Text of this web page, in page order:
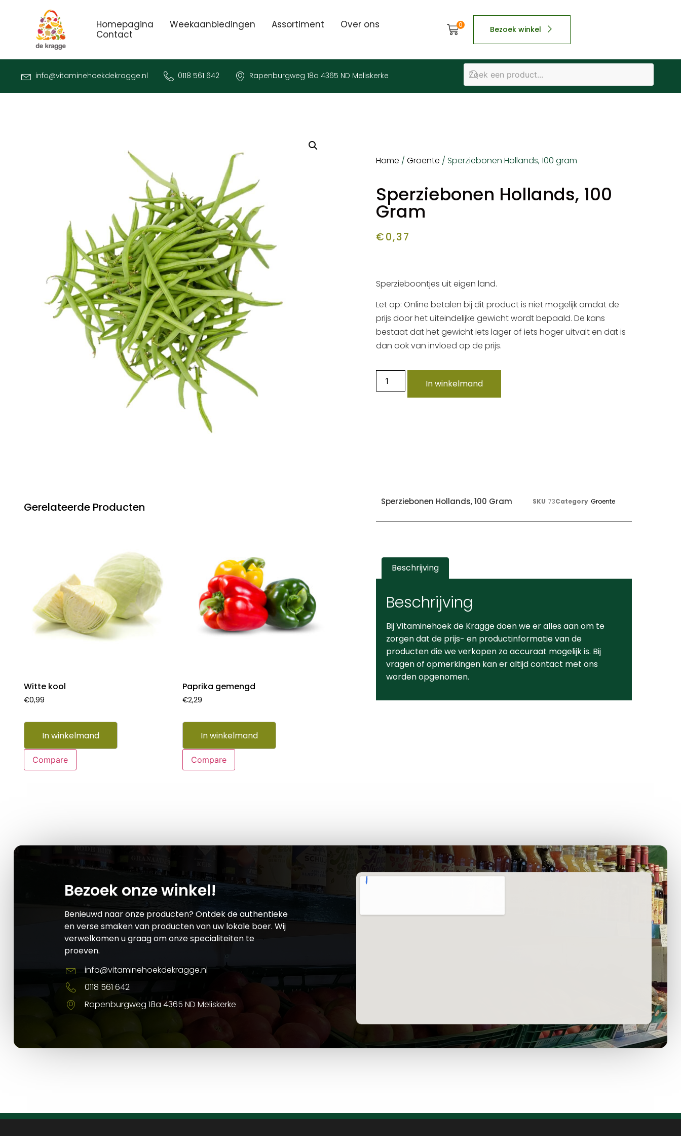
Homepagina Weekaanbiedingen Assortiment
Over ons
Contact
0 Bezoek winkel
info@vitaminehoekdekragge.nl 0118 561 642 Rapenburgweg 18a 4365 ND Meliskerke
Home /Groente / Sperziebonen Hollands, 100 gram
Sperziebonen Hollands, 100
Gram
€0,37
Sperzieboontjes uit eigen land.
Let op: Online betalen bij dit product is niet mogelijk omdat de
prijs door het uiteindelijke gewicht wordt bepaald. De kans
bestaat dat het gewicht iets lager of iets hoger uitvalt en dat is
dan ook van invloed op de prijs.
In winkelmand
Gerelateerde Producten
Witte kool
€0,99
In winkelmand
Compare
Paprika gemengd
€2,29
In winkelmand
Compare
Sperziebonen Hollands, 100 Gram SKU73Category Groente
Beschrijving
Beschrijving
Bij Vitaminehoek de Kragge doen we er alles aan om te
zorgen dat de prijs- en productinformatie van de
producten die we verkopen zo accuraat mogelijk is. Bij
vragen of opmerkingen kan er altijd contact met ons
worden opgenomen.
Bezoek onze winkel!
Benieuwd naar onze producten? Ontdek de authentieke
en verse smaken van producten van uw lokale boer. Wij
verwelkomen u graag om onze specialiteiten te
proeven.
info@vitaminehoekdekragge.nl
0118 561 642
Rapenburgweg 18a 4365 ND Meliskerke